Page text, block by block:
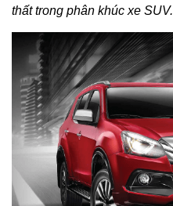
thất trong phân khúc xe SUV.